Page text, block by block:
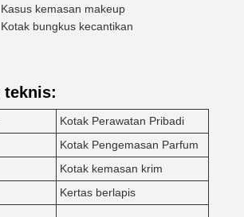
Kasus kemasan makeup
Kotak bungkus kecantikan
teknis:
Kotak Perawatan Pribadi
Kotak Pengemasan Parfum
Kotak kemasan krim
Kertas berlapis